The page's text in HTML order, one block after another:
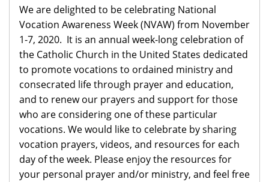
We are delighted to be celebrating National
Vocation Awareness Week (NVAW) from November
1-7, 2020. It is an annual week-long celebration of
the Catholic Church in the United States dedicated
to promote vocations to ordained ministry and
consecrated life through prayer and education,
and to renew our prayers and support for those
who are considering one of these particular
vocations. We would like to celebrate by sharing
vocation prayers, videos, and resources for each
day of the week. Please enjoy the resources for
your personal prayer and/or ministry, and feel free